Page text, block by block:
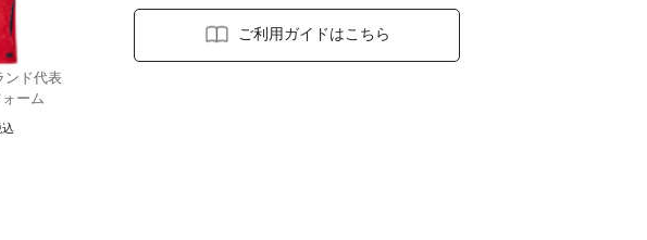
ンド代表
ーム
ご利用ガイドはこちら